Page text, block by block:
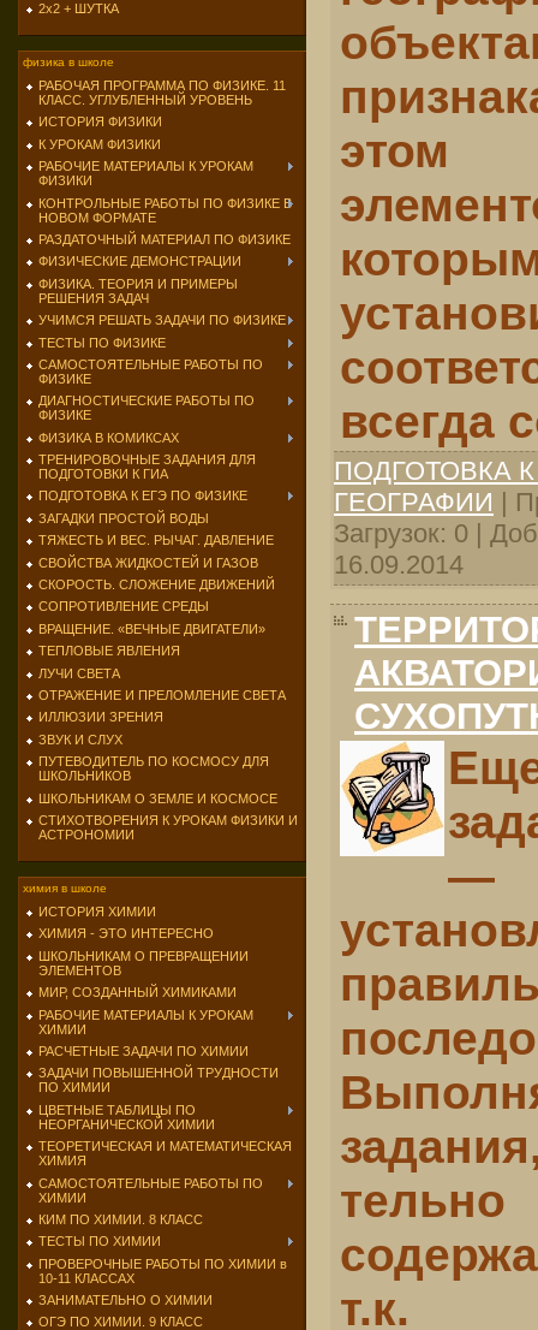
2х2 + ШУТКА
физика в школе
РАБОЧАЯ ПРОГРАММА ПО ФИЗИКЕ. 11
КЛАСС. УГЛУБЛЕННЫЙ УРОВЕНЬ
ИСТОРИЯ ФИЗИКИ
К УРОКАМ ФИЗИКИ
РАБОЧИЕ МАТЕРИАЛЫ К УРОКАМ
ФИЗИКИ
КОНТРОЛЬНЫЕ РАБОТЫ ПО ФИЗИКЕ В
НОВОМ ФОРМАТЕ
РАЗДАТОЧНЫЙ МАТЕРИАЛ ПО ФИЗИКЕ
ФИЗИЧЕСКИЕ ДЕМОНСТРАЦИИ
ФИЗИКА. ТЕОРИЯ И ПРИМЕРЫ
РЕШЕНИЯ ЗАДАЧ
УЧИМСЯ РЕШАТЬ ЗАДАЧИ ПО ФИЗИКЕ
ТЕСТЫ ПО ФИЗИКЕ
САМОСТОЯТЕЛЬНЫЕ РАБОТЫ ПО
ФИЗИКЕ
ДИАГНОСТИЧЕСКИЕ РАБОТЫ ПО
ФИЗИКЕ
ФИЗИКА В КОМИКСАХ
ТРЕНИРОВОЧНЫЕ ЗАДАНИЯ ДЛЯ
ПОДГОТОВКИ К ГИА
ПОДГОТОВКА К ЕГЭ ПО ФИЗИКЕ
ЗАГАДКИ ПРОСТОЙ ВОДЫ
ТЯЖЕСТЬ И ВЕС. РЫЧАГ. ДАВЛЕНИЕ
СВОЙСТВА ЖИДКОСТЕЙ И ГАЗОВ
СКОРОСТЬ. СЛОЖЕНИЕ ДВИЖЕНИЙ
СОПРОТИВЛЕНИЕ СРЕДЫ
ВРАЩЕНИЕ. «ВЕЧНЫЕ ДВИГАТЕЛИ»
ТЕПЛОВЫЕ ЯВЛЕНИЯ
ЛУЧИ СВЕТА
ОТРАЖЕНИЕ И ПРЕЛОМЛЕНИЕ СВЕТА
ИЛЛЮЗИИ ЗРЕНИЯ
ЗВУК И СЛУХ
ПУТЕВОДИТЕЛЬ ПО КОСМОСУ ДЛЯ
ШКОЛЬНИКОВ
ШКОЛЬНИКАМ О ЗЕМЛЕ И КОСМОСЕ
СТИХОТВОРЕНИЯ К УРОКАМ ФИЗИКИ И
АСТРОНОМИИ
химия в школе
ИСТОРИЯ ХИМИИ
ХИМИЯ - ЭТО ИНТЕРЕСНО
ШКОЛЬНИКАМ О ПРЕВРАЩЕНИИ
ЭЛЕМЕНТОВ
МИР, СОЗДАННЫЙ ХИМИКАМИ
РАБОЧИЕ МАТЕРИАЛЫ К УРОКАМ
ХИМИИ
РАСЧЕТНЫЕ ЗАДАЧИ ПО ХИМИИ
ЗАДАЧИ ПОВЫШЕННОЙ ТРУДНОСТИ
ПО ХИМИИ
ЦВЕТНЫЕ ТАБЛИЦЫ ПО
НЕОРГАНИЧЕСКОЙ ХИМИИ
ТЕОРЕТИЧЕСКАЯ И МАТЕМАТИЧЕСКАЯ
ХИМИЯ
САМОСТОЯТЕЛЬНЫЕ РАБОТЫ ПО
ХИМИИ
КИМ ПО ХИМИИ. 8 КЛАСС
ТЕСТЫ ПО ХИМИИ
ПРОВЕРОЧНЫЕ РАБОТЫ ПО ХИМИИ в
10-11 КЛАССАХ
ЗАНИМАТЕЛЬНО О ХИМИИ
ОГЭ ПО ХИМИИ. 9 КЛАСС
этом
всегда
ПОДГОТОВКА
ГЕОГРАФИИ |
Загрузок: 0 |
16.09.2014
—
т.к.